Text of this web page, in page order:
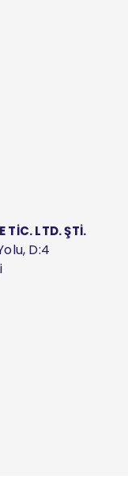
TİC. LTD. ŞTİ.
D:4